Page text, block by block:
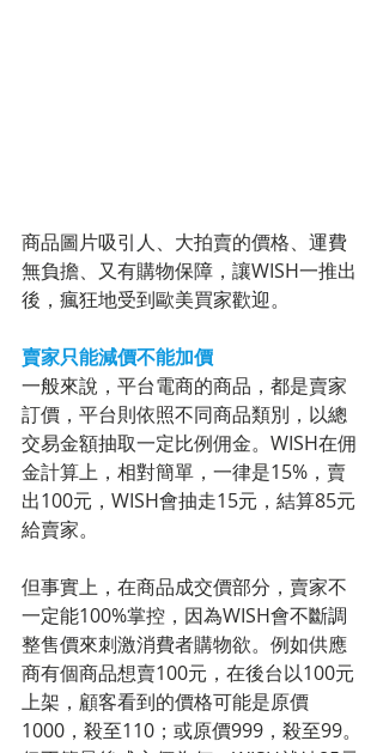
商品圖片吸引人、大拍賣的價格、運費
無負擔、又有購物保障，讓WISH一推出
後，瘋狂地受到歐美買家歡迎。
賣家只能減價不能加價
一般來說，平台電商的商品，都是賣家
訂價，平台則依照不同商品類別，以總
交易金額抽取一定比例佣金。WISH在佣
金計算上，相對簡單，一律是15%，賣
出100元，WISH會抽走15元，結算85元
給賣家。
但事實上，在商品成交價部分，賣家不
一定能100%掌控，因為WISH會不斷調
整售價來刺激消費者購物欲。例如供應
商有個商品想賣100元，在後台以100元
上架，顧客看到的價格可能是原價
1000，殺至110；或原價999，殺至99。